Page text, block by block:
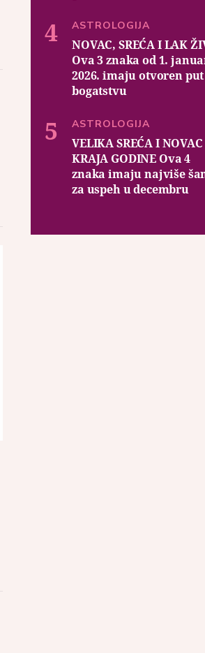
ASTROLOGIJA
NOVAC, SREĆA I LAK
Ova 3 znaka od 1.
2026. imaju otvoren
bogatstvu
ASTROLOGIJA
VELIKA SREĆA I NOVAC
KRAJA GODINE Ova 4
znaka imaju najviše
za uspeh u decembru